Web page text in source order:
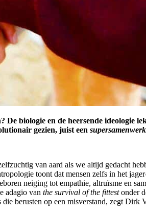
De biologie en de heersende ideologie
gezien, juist een
van aard als we altijd gedacht
toont dat mensen zelfs in het
neiging tot empathie, altruïsme en
adagio van the survival of the fittestonder
berusten op een misverstand, zegt Dirk